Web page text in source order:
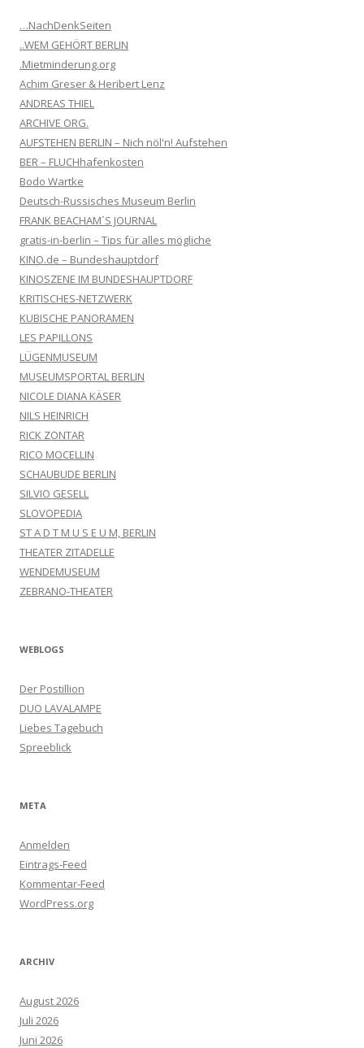
…NachDenkSeiten
..WEM GEHÖRT BERLIN
.Mietminderung.org
Achim Greser & Heribert Lenz
ANDREAS THIEL
ARCHIVE ORG.
AUFSTEHEN BERLIN – Nich nöl'n! Aufstehen
BER – FLUCHhafenkosten
Bodo Wartke
Deutsch-Russisches Museum Berlin
FRANK BEACHAM´S JOURNAL
gratis-in-berlin – Tips für alles mögliche
KINO.de – Bundeshauptdorf
KINOSZENE IM BUNDESHAUPTDORF
KRITISCHES-NETZWERK
KUBISCHE PANORAMEN
LES PAPILLONS
LÜGENMUSEUM
MUSEUMSPORTAL BERLIN
NICOLE DIANA KÄSER
NILS HEINRICH
RICK ZONTAR
RICO MOCELLIN
SCHAUBUDE BERLIN
SILVIO GESELL
SLOVOPEDIA
ST A D T M U S E U M, BERLIN
THEATER ZITADELLE
WENDEMUSEUM
ZEBRANO-THEATER
WEBLOGS
Der Postillion
DUO LAVALAMPE
Liebes Tagebuch
Spreeblick
META
Anmelden
Eintrags-Feed
Kommentar-Feed
WordPress.org
ARCHIV
August 2026
Juli 2026
Juni 2026